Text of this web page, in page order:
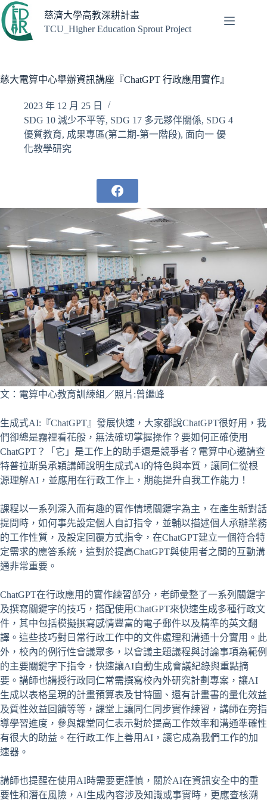
跳
至
主
容
慈濟大學高教深耕計畫
TCU_Higher Education Sprout Project
慈大電算中心舉辦資訊講座『ChatGPT 行政應用實作』
2023 年 12 月 25 日
SDG 10 減少不平等, SDG 17 多元夥伴關係, SDG 4
優質教育, 成果專區(第二期-第一階段), 面向一 優
化教學研究
文：電算中心教育訓練組／照片:曾繼峰
生成式AI:『ChatGPT』發展快速，大家都說ChatGPT很好用，我
們卻總是霧裡看花般，無法確切掌握操作？要如何正確使用
ChatGPT？「它」是工作上的助手還是競爭者？電算中心邀請查
特普拉斯吳承穎講師說明生成式AI的特色與本質，讓同仁從根
源理解AI，並應用在行政工作上，期能提升自我工作能力！
課程以一系列深入而有趣的實作情境關鍵字為主，在產生新對話
提問時，如何事先設定個人自訂指令，並輔以描述個人承辦業務
的工作性質，及設定回覆方式指令，在ChatGPT建立一個符合特
定需求的應答系統，這對於提高ChatGPT與使用者之間的互動溝
通非常重要。
ChatGPT在行政應用的實作練習部分，老師彙整了一系列關鍵字
及撰寫關鍵字的技巧，搭配使用ChatGPT來快速生成多種行政文
件，其中包括模擬撰寫感情豐富的電子郵件以及精準的英文翻
譯。這些技巧對日常行政工作中的文件處理和溝通十分實用。此
外，校內的例行性會議眾多，以會議主題議程與討論事項為範例
的主要關鍵字下指令，快速讓AI自動生成會議紀錄與重點摘
要。講師也講授行政同仁常需撰寫校內外研究計劃專案，讓AI
生成以表格呈現的計畫預算表及甘特圖、還有計畫書的量化效益
及質性效益回饋等等，課堂上讓同仁同步實作練習，講師在旁指
導學習進度，參與課堂同仁表示對於提高工作效率和溝通準確性
有很大的助益。在行政工作上善用AI，讓它成為我們工作的加
速器。
講師也提醒在使用AI時需要更謹慎，關於AI在資訊安全中的重
要性和潛在風險，AI生成內容涉及知識或事實時，更應查核溯